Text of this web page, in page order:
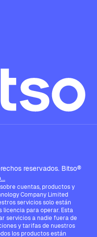
reservados. Bitso®
cuentas, productos y
Company Limited
servicios solo están
licencia para operar. Esta
servicios a nadie fuera de
y tarifas de nuestros
los productos están